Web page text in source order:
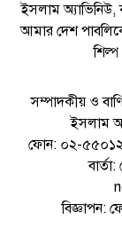
ইসলাম অ্যাভিনিউ,
আমার দেশ
সম্পাদকীয় ও
ইসলাম
ফোন: ০২-